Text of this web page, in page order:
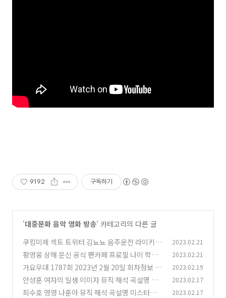
9192 구독하기
'대중문화 음악 영화 방송' 카테고리의 다른 글
쿠킹미제 섹트 트위터 김뇨뇨 음주운전 라이키 논
란 인스타 프로필
(1)
2023.02.21
황영웅 상해 문신 공식 팬카페 프로필 나이 학력
소속사 키
(1)
2023.02.21
가요무대 1787회 2023년 2월 20일 회차정보 방
송시간 오늘 출연진
(1)
2023.02.19
안성훈 여자의 일생 이미자 뮤직 해석 곡설명 미
스터트롯2
(1)
2023.02.17
최수호 영영 나훈아 뮤직 해석 곡설명 미스터트롯
2023.02.17